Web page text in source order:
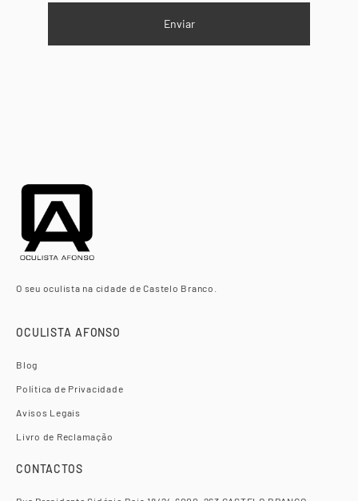
Enviar
O seu oculista na cidade de Castelo Branco.
OCULISTA AFONSO
Blog
Política de Privacidade
Avisos Legais
Livro de Reclamação
CONTACTOS